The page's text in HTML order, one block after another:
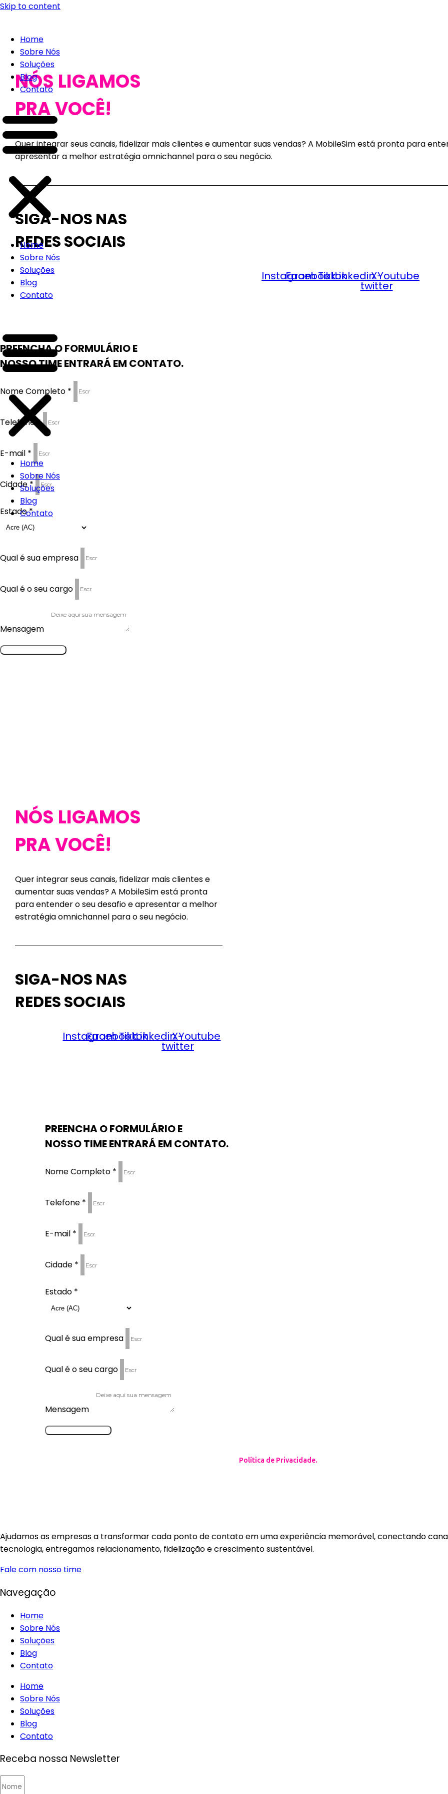
Skip to content
Home
Sobre Nós
Soluções
Blog
Contato
Home
Sobre Nós
Soluções
Blog
Contato
Home
Sobre Nós
Soluções
Blog
Contato
NÓS LIGAMOS
PRA VOCÊ!
Quer integrar seus canais, fidelizar mais clientes e aumentar suas vendas? A MobileSim está pronta para
apresentar a melhor estratégia omnichannel para o seu negócio.
SIGA-NOS NAS
REDES SOCIAIS
Instagram
Facebook
TiktokLinkedinX-
twitter
Youtube
PREENCHA O FORMULÁRIO E
NOSSO TIME ENTRARÁ EM CONTATO.
Nome Completo *
Telefone *
E-mail *
Cidade *
Estado *
Qual é sua empresa
Qual é o seu cargo
Mensagem
NÓS LIGAMOS
PRA VOCÊ!
Quer integrar seus canais, fidelizar mais clientes e
aumentar suas vendas? A MobileSim está pronta
para entender o seu desafio e apresentar a melhor
estratégia omnichannel para o seu negócio.
SIGA-NOS NAS
REDES SOCIAIS
Instagram
Facebook
TiktokLinkedinX-
twitter
Youtube
PREENCHA O FORMULÁRIO E
NOSSO TIME ENTRARÁ EM CONTATO.
Nome Completo *
Telefone *
E-mail *
Cidade *
Estado *
Qual é sua empresa
Qual é o seu cargo
Mensagem
Política de Privacidade.
Ajudamos as empresas a transformar cada ponto de contato em uma experiência memorável, conectando
tecnologia, entregamos relacionamento, fidelização e crescimento sustentável.
Fale com nosso time
Navegação
Home
Sobre Nós
Soluções
Blog
Contato
Home
Sobre Nós
Soluções
Blog
Contato
Receba nossa Newsletter